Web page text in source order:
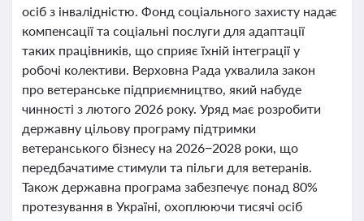
осіб з інвалідністю. Фонд соціального захисту надає
компенсації та соціальні послуги для адаптації
таких працівників, що сприяє їхній інтеграції у
робочі колективи. Верховна Рада ухвалила закон
про ветеранське підприємництво, який набуде
чинності з лютого 2026 року. Уряд має розробити
державну цільову програму підтримки
ветеранського бізнесу на 2026−2028 роки, що
передбачатиме стимули та пільги для ветеранів.
Також державна програма забезпечує понад 80%
протезування в Україні, охоплюючи тисячі осіб